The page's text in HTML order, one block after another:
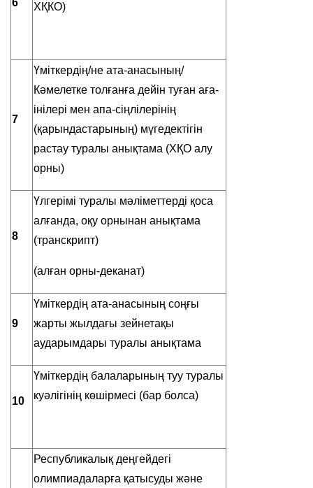
ХҚКО)
7
Үміткердің/не ата-анасының/
Кәмелетке толғанға дейін туған аға-
інілері мен апа-сіңлілерінің
(қарындастарының) мүгедектігін
растау туралы анықтама (ХҚО алу
орны)
8
Үлгерімі туралы мәліметтерді қоса
алғанда, оқу орнынан анықтама
(транскрипт)
(алған орны-деканат)
9
Үміткердің ата-анасының соңғы
жарты жылдағы зейнетақы
аударымдары туралы анықтама
10
Үміткердің балаларының туу туралы
куәлігінің көшірмесі (бар болса)
Республикалық деңгейдегі
олимпиадаларға қатысуды және